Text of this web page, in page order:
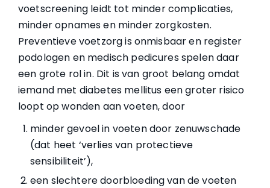
voetscreening leidt tot minder complicaties,
minder opnames en minder zorgkosten.
Preventieve voetzorg is onmisbaar en register
podologen en medisch pedicures spelen daar
een grote rol in. Dit is van groot belang omdat
iemand met diabetes mellitus een groter risico
loopt op wonden aan voeten, door
minder gevoel in voeten door zenuwschade
(dat heet ‘verlies van protectieve
sensibiliteit’),
een slechtere doorbloeding van de voeten